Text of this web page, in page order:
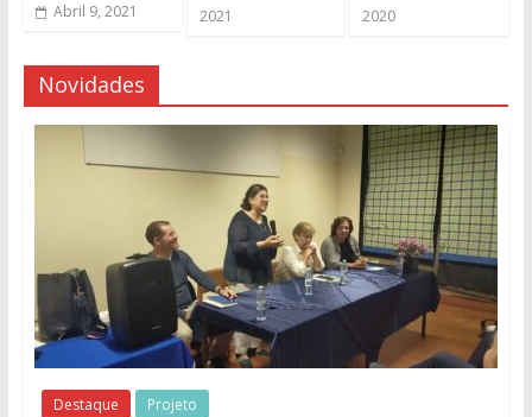
Abril 9, 2021
2021
2020
Novidades
Destaque Projeto